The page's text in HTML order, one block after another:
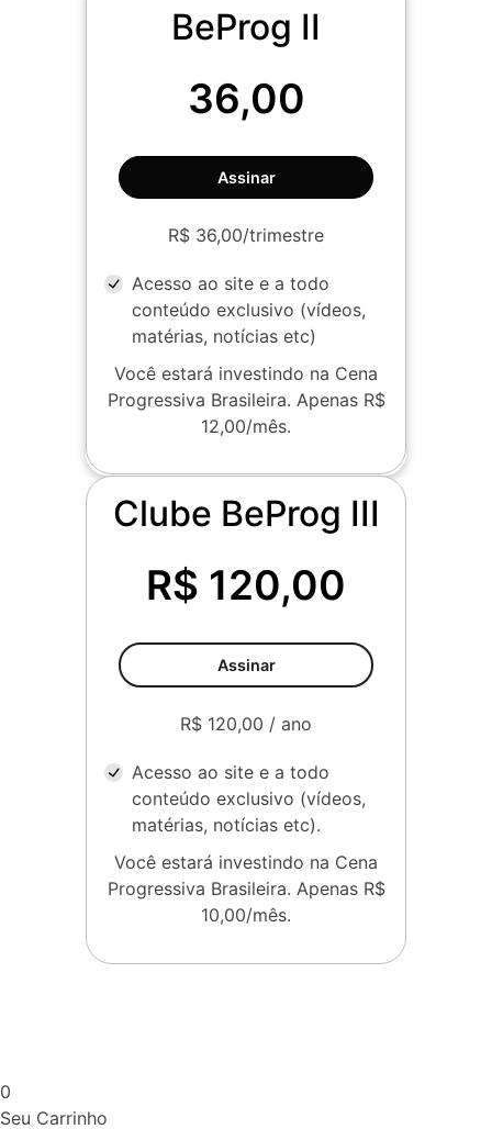
BeProg II
36,00
Assinar
R$ 36,00/trimestre
Acesso ao site e a todo
conteúdo exclusivo (vídeos,
matérias, notícias etc)
Você estará investindo na Cena
Progressiva Brasileira. Apenas R$
12,00/mês.
Clube BeProg III
R$ 120,00
Assinar
R$ 120,00 / ano
Acesso ao site e a todo
conteúdo exclusivo (vídeos,
matérias, notícias etc).
Você estará investindo na Cena
Progressiva Brasileira. Apenas R$
10,00/mês.
0
Seu Carrinho